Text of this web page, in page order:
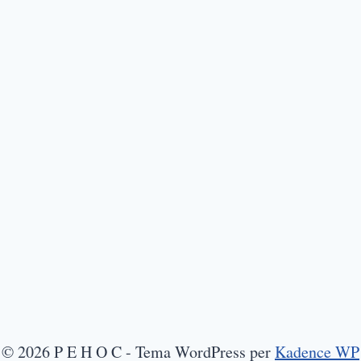
© 2026 P E H O C - Tema WordPress perKadence WP